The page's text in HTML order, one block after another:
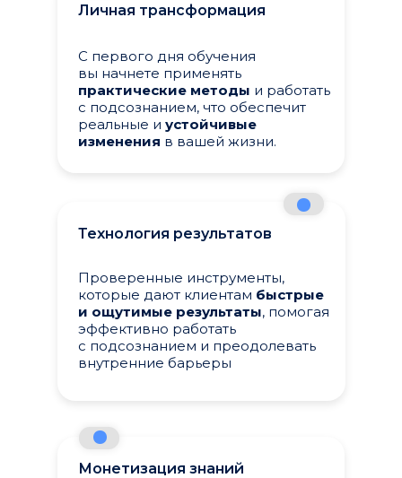
Технология результатов
Личная трансформация
Монетизация знаний
С первого дня обучения
вы начнете применять
практические методы и работать
с подсознанием, что обеспечит
реальные и устойчивые
изменения в вашей жизни.
Проверенные инструменты,
которые дают клиентам быстрые
и ощутимые результаты, помогая
эффективно работать
с подсознанием и преодолевать
внутренние барьеры